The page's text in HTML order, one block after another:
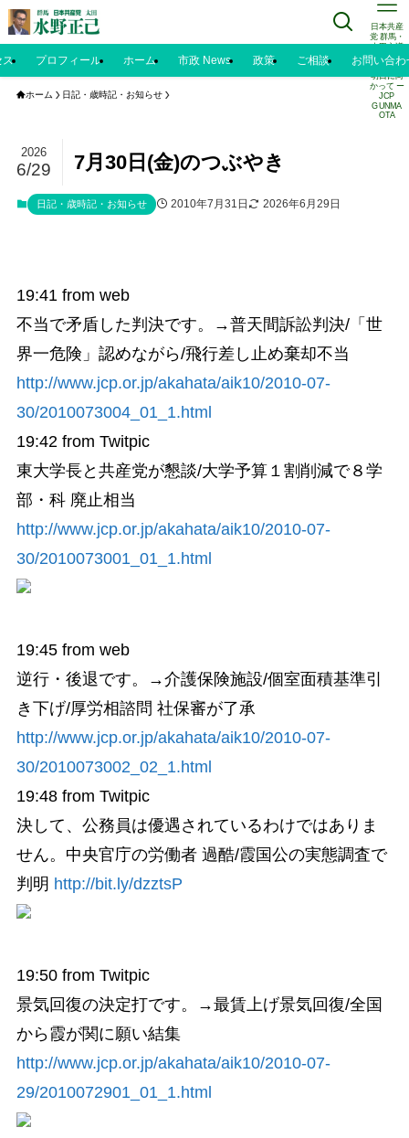
日本共産
党 群馬・
太田市議
水野正己
のブログ |
明日に向
かって ー
JCP
GUNMA
OTA
ス プロフィール ホーム 市政 News 政策 ご相談 お問い合わ
ホーム 日記・歳時記・お知らせ
7月30日(金)のつぶやき
2026
6/29
日記・歳時記・お知らせ 2010年7月31日 2026年6月29日
19:41from web
不当で矛盾した判決です。→普天間訴訟判決/「世
界一危険」認めながら/飛行差し止め棄却不当
http://www.jcp.or.jp/akahata/aik10/2010-07-
30/2010073004_01_1.html
19:42from Twitpic
東大学長と共産党が懇談/大学予算１割削減で８学
部・科 廃止相当
http://www.jcp.or.jp/akahata/aik10/2010-07-
30/2010073001_01_1.html
19:45from web
逆行・後退です。→介護保険施設/個室面積基準引
き下げ/厚労相諮問 社保審が了承
http://www.jcp.or.jp/akahata/aik10/2010-07-
30/2010073002_02_1.html
19:48from Twitpic
決して、公務員は優遇されているわけではありま
せん。中央官庁の労働者 過酷/霞国公の実態調査で
判明 http://bit.ly/dzztsP
19:50from Twitpic
景気回復の決定打です。→最賃上げ景気回復/全国
から霞が関に願い結集
http://www.jcp.or.jp/akahata/aik10/2010-07-
29/2010072901_01_1.html